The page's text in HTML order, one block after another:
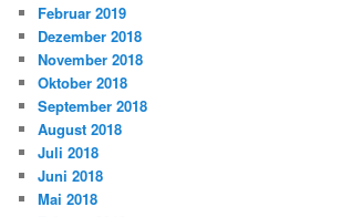
Februar 2019
Dezember 2018
November 2018
Oktober 2018
September 2018
August 2018
Juli 2018
Juni 2018
Mai 2018